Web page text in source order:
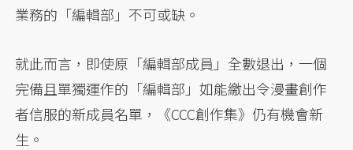
業務的「編輯部」不可或缺。
就此而言，即使原「編輯部成員」全數退出，一個
完備且單獨運作的「編輯部」如能繳出令漫畫創作
者信服的新成員名單，《CCC創作集》仍有機會新
生。